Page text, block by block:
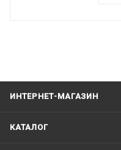
ИНТЕРНЕТ-МАГАЗИН
КАТАЛОГ